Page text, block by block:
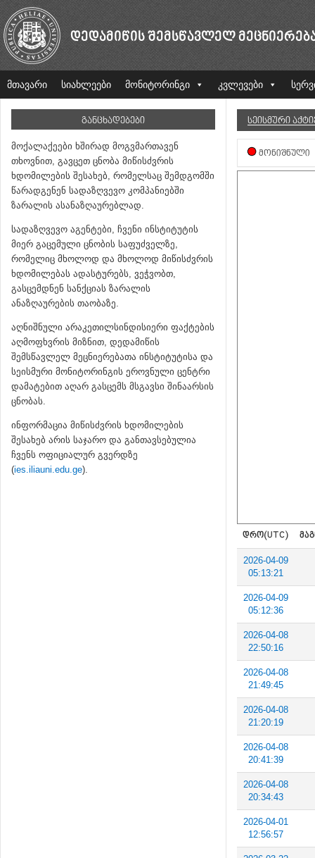
ᲓᲔᲓᲐᲛᲘᲬᲘᲡ ᲨᲔᲛᲡᲬᲐᲕᲚᲔᲚ
მთავარი სიახლეები მონიტორინგი კვლევები
ᲒᲐᲜᲪᲮᲐᲓᲔᲑᲔᲑᲘ
მოქალაქეები ხშირად მოგვმართავენ
თხოვნით, გავცეთ ცნობა მიწისძვრის
ხდომილების შესახებ, რომელსაც შემდგომში
წარადგენენ სადაზღვევო კომპანიებში
ზარალის ასანაზღაურებლად.
სადაზღვევო აგენტები, ჩვენი ინსტიტუტის
მიერ გაცემული ცნობის საფუძველზე,
რომელიც მხოლოდ და მხოლოდ მიწისძვრის
ხდომილებას ადასტურებს, ვეჭვობთ,
გასცემდნენ სანქციას ზარალის
ანაზღაურების თაობაზე.
აღნიშნული არაკეთილსინდისიერი ფაქტების
აღმოფხვრის მიზნით, დედამიწის
შემსწავლელ მეცნიერებათა ინსტიტუტისა და
სეისმური მონიტორინგის ეროვნული ცენტრი
დამატებით აღარ გასცემს მსგავსი შინაარსის
ცნობას.
ინფორმაცია მიწისძვრის ხდომილების
შესახებ არის საჯარო და განთავსებულია
ჩვენს ოფიციალურ გვერდზე
(ies.iliauni.edu.ge).
ᲡᲔᲘᲡᲛᲣᲠᲘ
ᲛᲝᲜᲘᲨᲜᲣᲚᲘ
ᲓᲠᲝ(UTC)
2026-04-09
05:13:21
2026-04-09
05:12:36
2026-04-08
22:50:16
2026-04-08
21:49:45
2026-04-08
21:20:19
2026-04-08
20:41:39
2026-04-08
20:34:43
2026-04-01
12:56:57